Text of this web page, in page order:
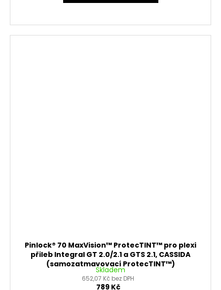
Pinlock® 70 MaxVision™ ProtecTINT™ pro plexi
přileb Integral GT 2.0/2.1 a GTS 2.1, CASSIDA
(samozatmavovací ProtecTINT™)
Skladem
652,07 Kč bez DPH
789 Kč